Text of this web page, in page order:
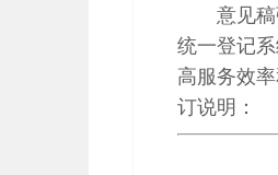
意见稿
统一登记
高服务效
订说明：